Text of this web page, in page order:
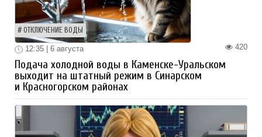
ОТКЛЮЧЕНИЕ ВОДЫ
420
12:35 | 6 августа
Подача холодной воды в Каменске-Уральском
выходит на штатный режим в Синарском
и Красногорском районах